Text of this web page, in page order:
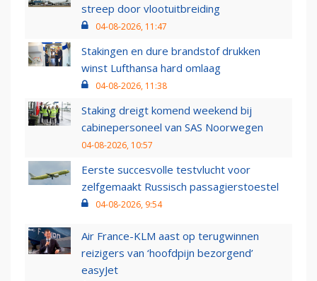
streep door vlootuitbreiding
04-08-2026, 11:47
Stakingen en dure brandstof drukken
winst Lufthansa hard omlaag
04-08-2026, 11:38
Staking dreigt komend weekend bij
cabinepersoneel van SAS Noorwegen
04-08-2026, 10:57
Eerste succesvolle testvlucht voor
zelfgemaakt Russisch passagierstoestel
04-08-2026, 9:54
Air France-KLM aast op terugwinnen
reizigers van ‘hoofdpijn bezorgend’
easyJet